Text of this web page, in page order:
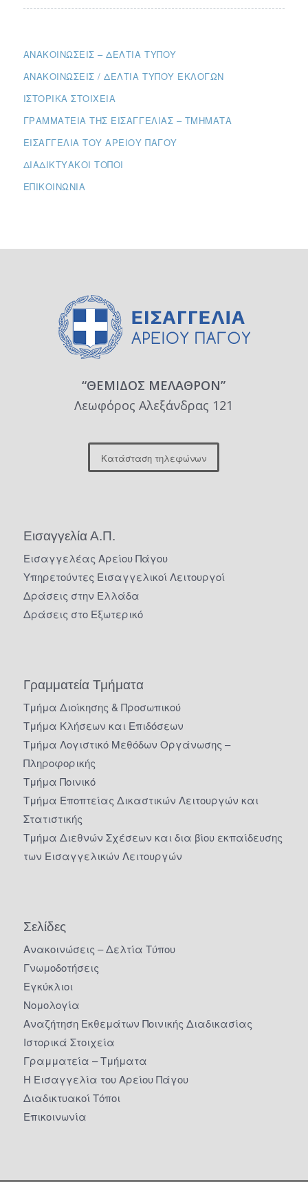
ΑΝΑΚΟΙΝΏΣΕΙΣ – ΔΕΛΤΊΑ ΤΎΠΟΥ
ΑΝΑΚΟΙΝΏΣΕΙΣ / ΔΕΛΤΊΑ ΤΎΠΟΥ ΕΚΛΟΓΏΝ
ΙΣΤΟΡΙΚΆ ΣΤΟΙΧΕΊΑ
ΓΡΑΜΜΑΤΕΊΑ ΤΗΣ ΕΙΣΑΓΓΕΛΊΑΣ – ΤΜΉΜΑΤΑ
ΕΙΣΑΓΓΕΛΊΑ ΤΟΥ ΑΡΕΊΟΥ ΠΆΓΟΥ
ΔΙΑΔΙΚΤΥΑΚΟΊ ΤΌΠΟΙ
ΕΠΙΚΟΙΝΩΝΊΑ
“ΘΕΜΙΔΟΣ ΜΕΛΑΘΡΟΝ”
Λεωφόρος Αλεξάνδρας 121
Κατάσταση τηλεφώνων
Εισαγγελία Α.Π.
Εισαγγελέας Αρείου Πάγου
Υπηρετούντες Εισαγγελικοί Λειτουργοί
Δράσεις στην Ελλάδα
Δράσεις στο Εξωτερικό
Γραμματεία Τμήματα
Τμήμα Διοίκησης & Προσωπικού
Τμήμα Κλήσεων και Επιδόσεων
Τμήμα Λογιστικό Μεθόδων Οργάνωσης –
Πληροφορικής
Τμήμα Ποινικό
Τμήμα Εποπτείας Δικαστικών Λειτουργών και
Στατιστικής
Τμήμα Διεθνών Σχέσεων και δια βίου εκπαίδευσης
των Εισαγγελικών Λειτουργών
Σελίδες
Ανακοινώσεις – Δελτία Τύπου
Γνωμοδοτήσεις
Εγκύκλιοι
Νομολογία
Αναζήτηση Εκθεμάτων Ποινικής Διαδικασίας
Ιστορικά Στοιχεία
Γραμματεία – Τμήματα
Η Εισαγγελία του Αρείου Πάγου
Διαδικτυακοί Τόποι
Επικοινωνία